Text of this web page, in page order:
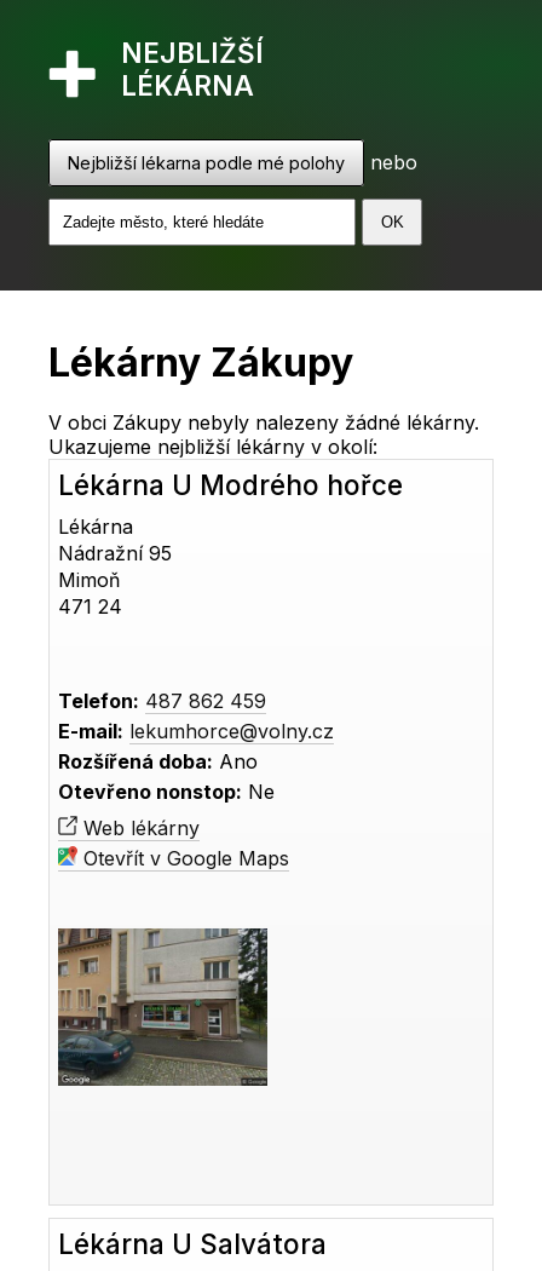
NEJBLIŽŠÍ
LÉKÁRNA
Nejbližší lékarna podle mé polohy nebo
Lékárny Zákupy
V obci Zákupy nebyly nalezeny žádné lékárny.
Ukazujeme nejbližší lékárny v okolí:
Lékárna U Modrého hořce
Lékárna
Nádražní 95
Mimoň
471 24
Telefon: 487 862 459
E-mail: lekumhorce@volny.cz
Rozšířená doba: Ano
Otevřeno nonstop: Ne
Web lékárny
Otevřít v Google Maps
Lékárna U Salvátora